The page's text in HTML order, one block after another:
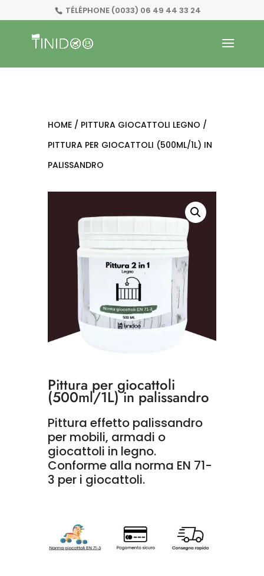
TÉLÉPHONE (0033) 06 49 44 33 24
HOME/ PITTURA GIOCATTOLI LEGNO /
PITTURA PER GIOCATTOLI (500ML/1L) IN
PALISSANDRO
Pittura per giocattoli
(500ml/1L) in palissandro
Pittura effetto palissandro
per mobili, armadi o
giocattoli in legno.
Conforme alla norma EN 71-
3 per i giocattoli.